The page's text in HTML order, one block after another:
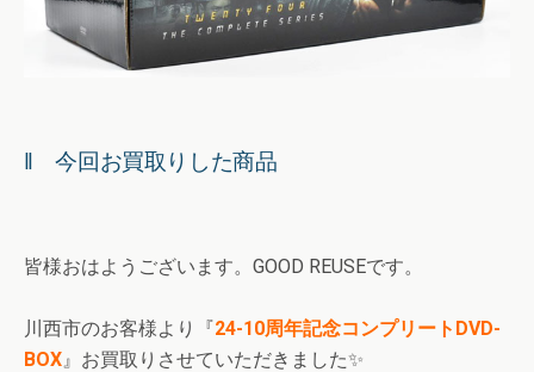
‖ 今回お買取りした商品
皆様おはようございます。GOOD REUSEです。
川西市のお客様より『24-10周年記念コンプリートDVD-
BOX 』お買取りさせていただきました✨